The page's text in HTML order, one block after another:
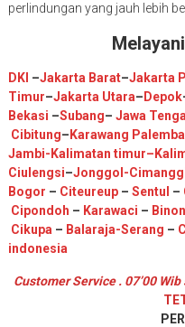
perlindungan yang jauh lebih
DKI –Jakarta Barat–Jakarta
Timur–Jakarta Utara– Depok
Bekasi –Subang– Jawa
Cibitung– Karawang
Jambi-Kalimatan timur–
Ciulengsi–Jonggol -
Bogor – Citeureup – Sentul –
Cipondoh – Karawaci –
Cikupa – Balaraja-Serang –
indonesia
Customer Service . 07’00 Wib